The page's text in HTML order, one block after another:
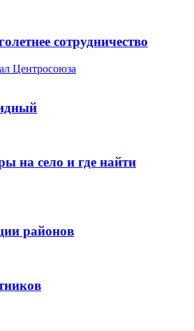
сотрудничество
на село и где найти
районов